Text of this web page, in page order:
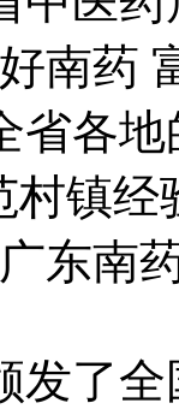
南药
省各
村镇
东南
了全